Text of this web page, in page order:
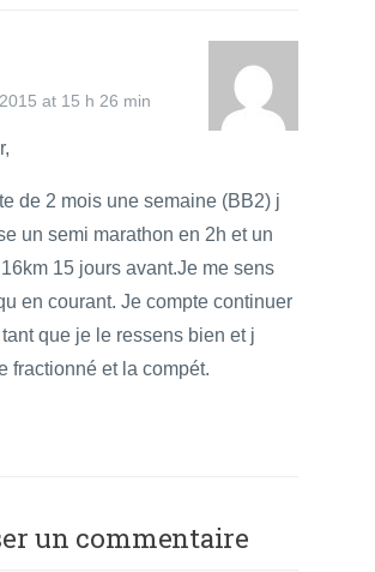
at 15 h 26 min
de 2 mois une semaine (BB2) j
un semi marathon en 2h et un
15 jours avant.Je me sens
en courant. Je compte continuer
que je le ressens bien et j
fractionné et la compét.
un commentaire